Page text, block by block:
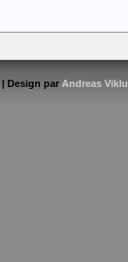
| Design par Andreas